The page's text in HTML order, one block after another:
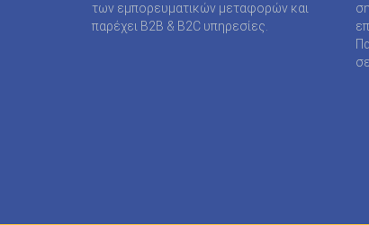
EK ARCHITECTURAL PUBLICATIONS LTD
των εμπορευματικών μεταφορών και
παρέχει B2B & B2C υπηρεσίες.